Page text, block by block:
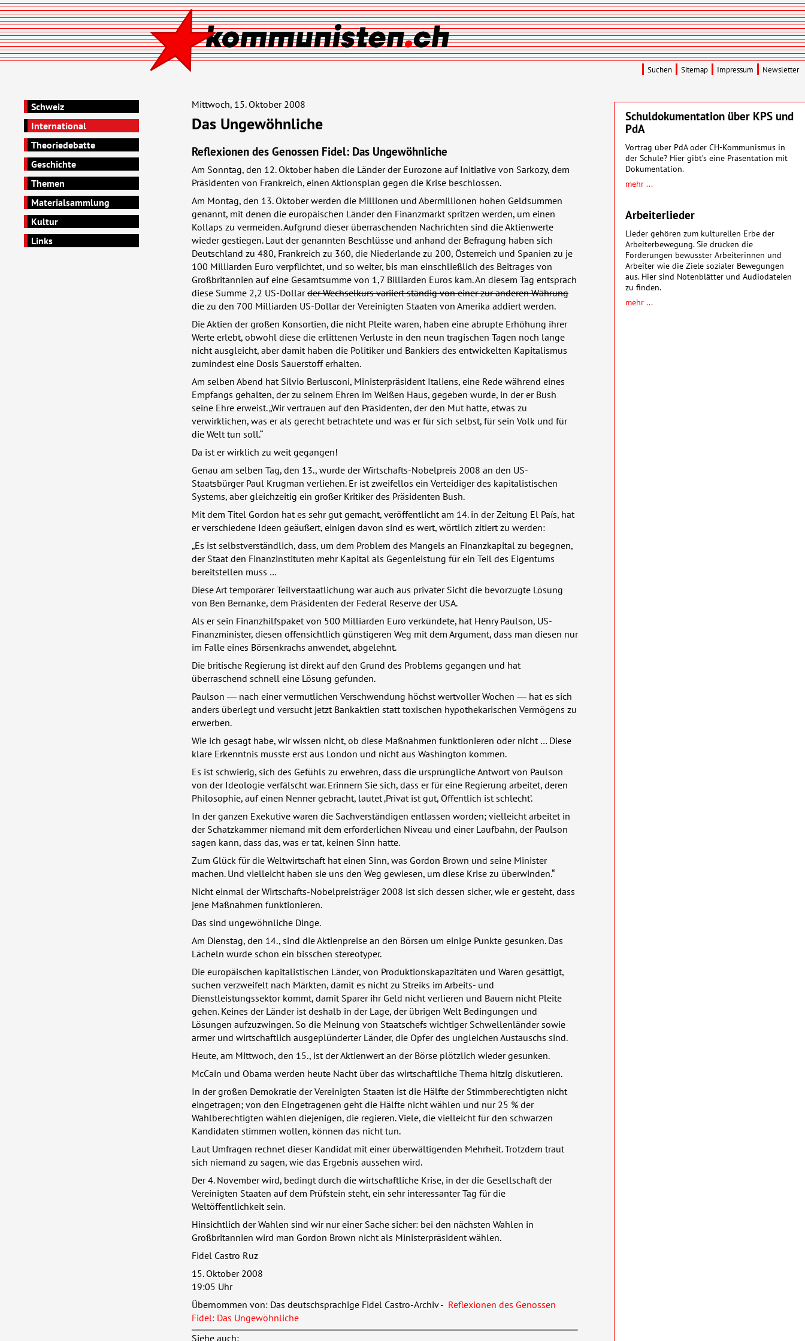
Schweiz
International
Theoriedebatte
Geschichte
Themen
Materialsammlung
Kultur
Links
Mittwoch, 15. Oktober 2008
Das Ungewöhnliche
Reflexionen des Genossen Fidel: Das Ungewöhnliche
Am Sonntag, den 12. Oktober haben die Länder der Eurozone auf Initiative von Sarkozy, dem
Präsidenten von Frankreich, einen Aktionsplan gegen die Krise beschlossen.
Am Montag, den 13. Oktober werden die Millionen und Abermillionen hohen Geldsummen
genannt, mit denen die europäischen Länder den Finanzmarkt spritzen werden, um einen
Kollaps zu vermeiden. Aufgrund dieser überraschenden Nachrichten sind die Aktienwerte
wieder gestiegen. Laut der genannten Beschlüsse und anhand der Befragung haben sich
Deutschland zu 480, Frankreich zu 360, die Niederlande zu 200, Österreich und Spanien zu je
100 Milliarden Euro verpflichtet, und so weiter, bis man einschließlich des Beitrages von
Großbritannien auf eine Gesamtsumme von 1,7 Billiarden Euros kam. An diesem Tag entsprach
diese Summe 2,2 US-Dollarder Wechselkurs variiert ständig von einer zur anderen Währung
die zu den 700 Milliarden US-Dollar der Vereinigten Staaten von Amerika addiert werden.
Die Aktien der großen Konsortien, die nicht Pleite waren, haben eine abrupte Erhöhung ihrer
Werte erlebt, obwohl diese die erlittenen Verluste in den neun tragischen Tagen noch lange
nicht ausgleicht, aber damit haben die Politiker und Bankiers des entwickelten Kapitalismus
zumindest eine Dosis Sauerstoff erhalten.
Am selben Abend hat Silvio Berlusconi, Ministerpräsident Italiens, eine Rede während eines
Empfangs gehalten, der zu seinem Ehren im Weißen Haus, gegeben wurde, in der er Bush
seine Ehre erweist. „Wir vertrauen auf den Präsidenten, der den Mut hatte, etwas zu
verwirklichen, was er als gerecht betrachtete und was er für sich selbst, für sein Volk und für
die Welt tun soll.“
Da ist er wirklich zu weit gegangen!
Genau am selben Tag, den 13., wurde der Wirtschafts-Nobelpreis 2008 an den US-
Staatsbürger Paul Krugman verliehen. Er ist zweifellos ein Verteidiger des kapitalistischen
Systems, aber gleichzeitig ein großer Kritiker des Präsidenten Bush.
Mit dem Titel Gordon hat es sehr gut gemacht, veröffentlicht am 14. in der Zeitung El País, hat
er verschiedene Ideen geäußert, einigen davon sind es wert, wörtlich zitiert zu werden:
„Es ist selbstverständlich, dass, um dem Problem des Mangels an Finanzkapital zu begegnen,
der Staat den Finanzinstituten mehr Kapital als Gegenleistung für ein Teil des Eigentums
bereitstellen muss …
Diese Art temporärer Teilverstaatlichung war auch aus privater Sicht die bevorzugte Lösung
von Ben Bernanke, dem Präsidenten der Federal Reserve der USA.
Als er sein Finanzhilfspaket von 500 Milliarden Euro verkündete, hat Henry Paulson, US-
Finanzminister, diesen offensichtlich günstigeren Weg mit dem Argument, dass man diesen nur
im Falle eines Börsenkrachs anwendet, abgelehnt.
Die britische Regierung ist direkt auf den Grund des Problems gegangen und hat
überraschend schnell eine Lösung gefunden.
Paulson ― nach einer vermutlichen Verschwendung höchst wertvoller Wochen ― hat es sich
anders überlegt und versucht jetzt Bankaktien statt toxischen hypothekarischen Vermögens zu
erwerben.
Wie ich gesagt habe, wir wissen nicht, ob diese Maßnahmen funktionieren oder nicht … Diese
klare Erkenntnis musste erst aus London und nicht aus Washington kommen.
Es ist schwierig, sich des Gefühls zu erwehren, dass die ursprüngliche Antwort von Paulson
von der Ideologie verfälscht war. Erinnern Sie sich, dass er für eine Regierung arbeitet, deren
Philosophie, auf einen Nenner gebracht, lautet ‚Privat ist gut, Öffentlich ist schlecht’.
In der ganzen Exekutive waren die Sachverständigen entlassen worden; vielleicht arbeitet in
der Schatzkammer niemand mit dem erforderlichen Niveau und einer Laufbahn, der Paulson
sagen kann, dass das, was er tat, keinen Sinn hatte.
Zum Glück für die Weltwirtschaft hat einen Sinn, was Gordon Brown und seine Minister
machen. Und vielleicht haben sie uns den Weg gewiesen, um diese Krise zu überwinden.“
Nicht einmal der Wirtschafts-Nobelpreisträger 2008 ist sich dessen sicher, wie er gesteht, dass
jene Maßnahmen funktionieren.
Das sind ungewöhnliche Dinge.
Am Dienstag, den 14., sind die Aktienpreise an den Börsen um einige Punkte gesunken. Das
Lächeln wurde schon ein bisschen stereotyper.
Die europäischen kapitalistischen Länder, von Produktionskapazitäten und Waren gesättigt,
suchen verzweifelt nach Märkten, damit es nicht zu Streiks im Arbeits- und
Dienstleistungssektor kommt, damit Sparer ihr Geld nicht verlieren und Bauern nicht Pleite
gehen. Keines der Länder ist deshalb in der Lage, der übrigen Welt Bedingungen und
Lösungen aufzuzwingen. So die Meinung von Staatschefs wichtiger Schwellenländer sowie
armer und wirtschaftlich ausgeplünderter Länder, die Opfer des ungleichen Austauschs sind.
Heute, am Mittwoch, den 15., ist der Aktienwert an der Börse plötzlich wieder gesunken.
McCain und Obama werden heute Nacht über das wirtschaftliche Thema hitzig diskutieren.
In der großen Demokratie der Vereinigten Staaten ist die Hälfte der Stimmberechtigten nicht
eingetragen; von den Eingetragenen geht die Hälfte nicht wählen und nur 25 % der
Wahlberechtigten wählen diejenigen, die regieren. Viele, die vielleicht für den schwarzen
Kandidaten stimmen wollen, können das nicht tun.
Laut Umfragen rechnet dieser Kandidat mit einer überwältigenden Mehrheit. Trotzdem traut
sich niemand zu sagen, wie das Ergebnis aussehen wird.
Der 4. November wird, bedingt durch die wirtschaftliche Krise, in der die Gesellschaft der
Vereinigten Staaten auf dem Prüfstein steht, ein sehr interessanter Tag für die
Weltöffentlichkeit sein.
Hinsichtlich der Wahlen sind wir nur einer Sache sicher: bei den nächsten Wahlen in
Großbritannien wird man Gordon Brown nicht als Ministerpräsident wählen.
Fidel Castro Ruz
15. Oktober 2008
19:05 Uhr
Übernommen von: Das deutschsprachige Fidel Castro-Archiv - Reflexionen des Genossen
Fidel: Das Ungewöhnliche
Siehe auch:
Schuldokumentation über KPS und
PdA
Vortrag über PdA oder CH-Kommunismus in
der Schule? Hier gibt’s eine Präsentation mit
Dokumentation.
mehr ...
Arbeiterlieder
Lieder gehören zum kulturellen Erbe der
Arbeiterbewegung. Sie drücken die
Forderungen bewusster Arbeiterinnen und
Arbeiter wie die Ziele sozialer Bewegungen
aus. Hier sind Notenblätter und Audiodateien
zu finden.
mehr ...
Suchen Sitemap Impressum Newsletter